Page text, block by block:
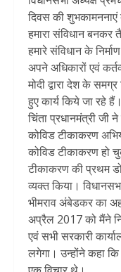
दिवस की
हमारा संविधान बनकर
हमारे संविधान के
अपने अधिकारों एवं
मोदी द्वारा देश के
हुए कार्य किये जा रहे
चिंता प्रधानमंत्री जी
कोविड टीकाकरण
कोविड टीकाकरण हो
टीकाकरण की प्रथम
व्यक्त किया।
भीमराव अंबेडकर का
अप्रैल 2017 को मैंने
एवं सभी सरकारी
लगेगा। उन्होंने कहा